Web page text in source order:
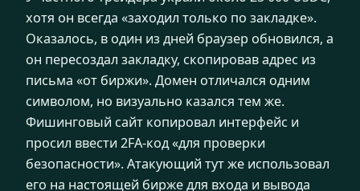
хотя он всегда «заходил только по закладке».
Оказалось, в один из дней браузер обновился, а
он пересоздал закладку, скопировав адрес из
письма «от биржи». Домен отличался одним
символом, но визуально казался тем же.
Фишинговый сайт копировал интерфейс и
просил ввести 2FA-код «для проверки
безопасности». Атакующий тут же использовал
его на настоящей бирже для входа и вывода